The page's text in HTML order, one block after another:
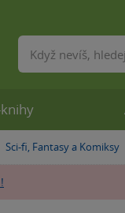
»
Sci-fi, Fantasy a Komiksy
knihy
Vyhledávání